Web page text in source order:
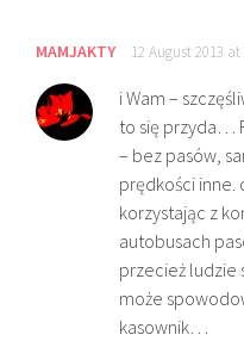
MAMJAKTY 12 August 2013 at
i Wam –
to się przyda…
– bez pasów,
prędkości inne.
korzystając z
autobusach
przecież ludzie
może
kasownik…